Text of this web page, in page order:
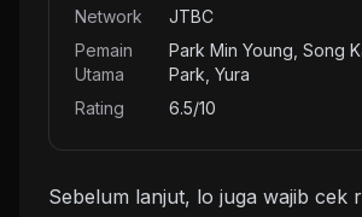
Network
JTBC
Pemain
Utama
Park Min Young, Song
Park, Yura
Rating
6.5/10
Sebelum lanjut, lo juga wajib cek